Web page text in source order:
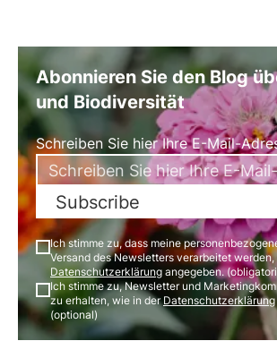
Abonnieren Sie den Blog
und Biodiversität
Schreiben Sie hier Ihre E-Mail-
Subscribe
Ich stimme zu, dass meine
Versand des Newsletters verarbeitet
Datenschutzerklärung angegeben.
Ich stimme zu, Newsletter und
zu erhalten, wie in derDatenschutzerklärung
(optional)